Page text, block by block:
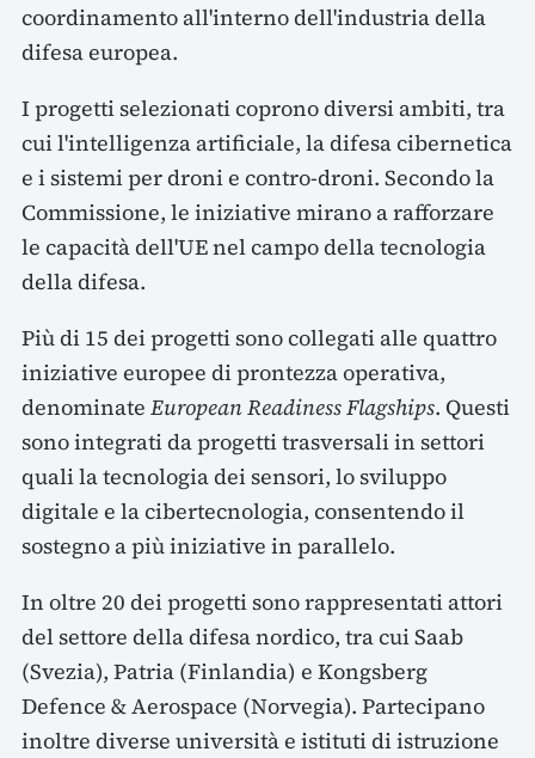
coordinamento all'interno dell'industria della
difesa europea.
I progetti selezionati coprono diversi ambiti, tra
cui l'intelligenza artificiale, la difesa cibernetica
e i sistemi per droni e contro-droni. Secondo la
Commissione, le iniziative mirano a rafforzare
le capacità dell'UE nel campo della tecnologia
della difesa.
Più di 15 dei progetti sono collegati alle quattro
iniziative europee di prontezza operativa,
denominate European Readiness Flagships. Questi
sono integrati da progetti trasversali in settori
quali la tecnologia dei sensori, lo sviluppo
digitale e la cibertecnologia, consentendo il
sostegno a più iniziative in parallelo.
In oltre 20 dei progetti sono rappresentati attori
del settore della difesa nordico, tra cui Saab
(Svezia), Patria (Finlandia) e Kongsberg
Defence & Aerospace (Norvegia). Partecipano
inoltre diverse università e istituti di istruzione